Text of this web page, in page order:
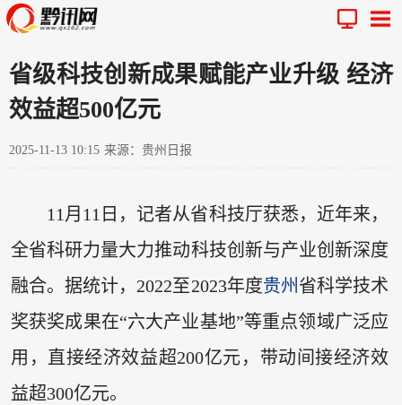
省级科技创新成果赋能产业升级 经济
效益超500亿元
2025-11-13 10:15 来源：贵州日报
11月11日，记者从省科技厅获悉，近年来，
全省科研力量大力推动科技创新与产业创新深度
融合。据统计，2022至2023年度贵州 省科学技术
奖获奖成果在“六大产业基地”等重点领域广泛应
用，直接经济效益超200亿元，带动间接经济效
益超300亿元。